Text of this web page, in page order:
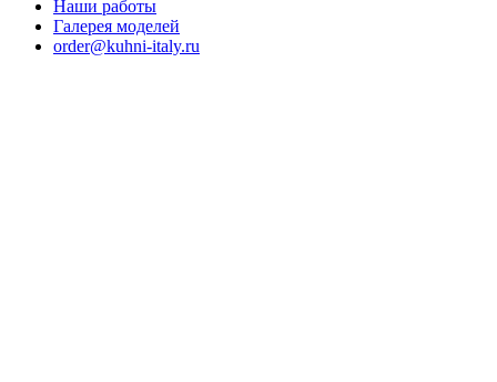
Наши работы
Галерея моделей
order@kuhni-italy.ru